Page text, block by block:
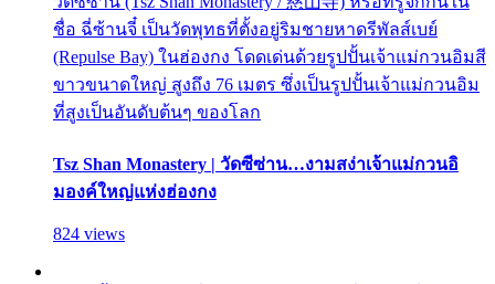
ชื่อ ฉี่ซ้านจี๋ เป็นวัดพุทธที่ตั้งอยู่ริมชายหาดรีพัลส์เบย์
(Repulse Bay) ในฮ่องกง โดดเด่นด้วยรูปปั้นเจ้าแม่กวนอิมสี
ขาวขนาดใหญ่ สูงถึง 76 เมตร ซึ่งเป็นรูปปั้นเจ้าแม่กวนอิม
ที่สูงเป็นอันดับต้นๆ ของโลก
Tsz Shan Monastery | วัดซีซ่าน…งามสง่าเจ้าแม่กวนอิ
มองค์ใหญ่แห่งฮ่องกง
824 views